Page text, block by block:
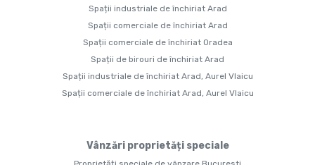
Spații industriale de închiriat Arad
Spații comerciale de închiriat Arad
Spații comerciale de închiriat Oradea
Spații de birouri de închiriat Arad
Spații industriale de închiriat Arad, Aurel Vlaicu
Spații comerciale de închiriat Arad, Aurel Vlaicu
Vânzări proprietăți speciale